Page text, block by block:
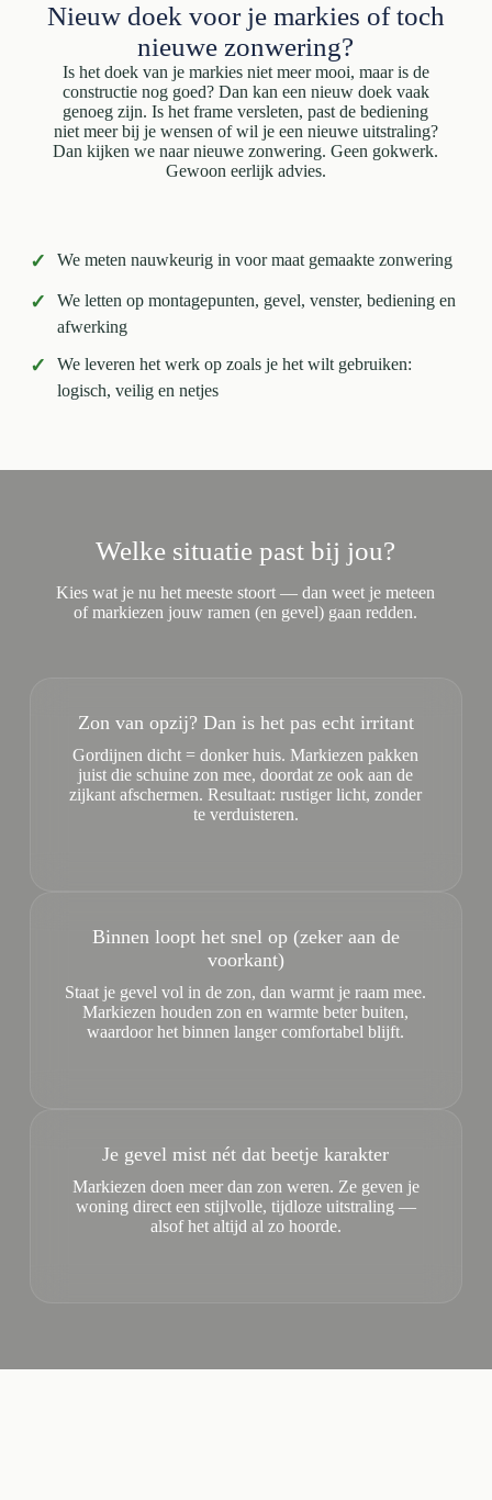
Nieuw doek voor je markies of toch
nieuwe zonwering?
Is het doek van je markies niet meer mooi, maar is de
constructie nog goed? Dan kan een nieuw doek vaak
genoeg zijn. Is het frame versleten, past de bediening
niet meer bij je wensen of wil je een nieuwe uitstraling?
Dan kijken we naar nieuwe zonwering. Geen gokwerk.
Gewoon eerlijk advies.
✓ We meten nauwkeurig in voor maat gemaakte zonwering
✓
We letten op montagepunten, gevel, venster, bediening en
afwerking
✓
We leveren het werk op zoals je het wilt gebruiken:
logisch, veilig en netjes
Welke situatie past bij jou?
Kies wat je nu het meeste stoort — dan weet je meteen
of markiezen jouw ramen (en gevel) gaan redden.
Zon van opzij? Dan is het pas echt irritant
Gordijnen dicht = donker huis. Markiezen pakken
juist die schuine zon mee, doordat ze ook aan de
zijkant afschermen. Resultaat: rustiger licht, zonder
te verduisteren.
Binnen loopt het snel op (zeker aan de
voorkant)
Staat je gevel vol in de zon, dan warmt je raam mee.
Markiezen houden zon en warmte beter buiten,
waardoor het binnen langer comfortabel blijft.
Je gevel mist nét dat beetje karakter
Markiezen doen meer dan zon weren. Ze geven je
woning direct een stijlvolle, tijdloze uitstraling —
alsof het altijd al zo hoorde.